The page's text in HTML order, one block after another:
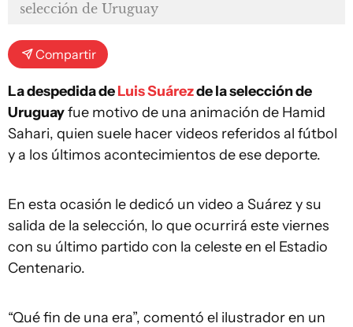
selección de Uruguay
Compartir
La despedida deLuis Suárezde la selección de
Uruguayfue motivo de una animación de Hamid
Sahari, quien suele hacer videos referidos al fútbol
y a los últimos acontecimientos de ese deporte.
En esta ocasión le dedicó un video a Suárez y su
salida de la selección, lo que ocurrirá este viernes
con su último partido con la celeste en el Estadio
Centenario.
“Qué fin de una era”, comentó el ilustrador en un